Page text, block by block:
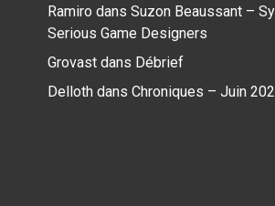
Ramiro dans Suzon Beaussant –
Serious Game Designers
Grovast dans Débrief
Delloth dans Chroniques – Juin